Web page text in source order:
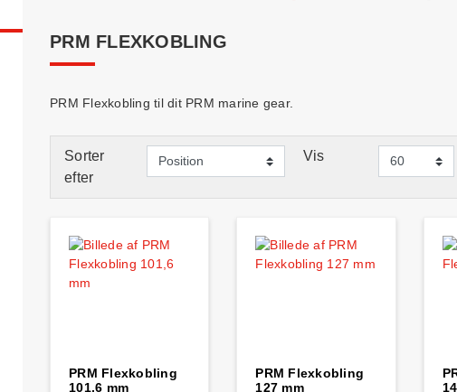
PRM FLEXKOBLING
PRM Flexkobling til dit PRM marine gear.
Sorter
efter
Vis
PRM Flexkobling
101,6 mm
PRM Flexkobling
127 mm